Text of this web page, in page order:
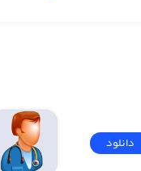
دانلود